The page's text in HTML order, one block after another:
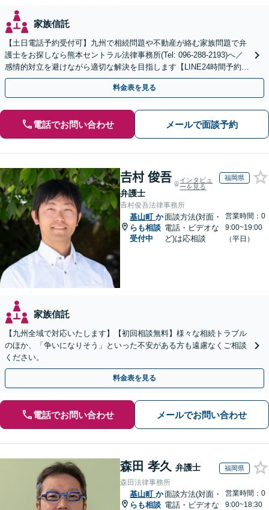
家族信託
【土日電話予約受付可】九州で相続問題や不動産が絡む家族問題で弁
護士をお探しなら熊本セントラル法律事務所(Tel: 096-288-2193)へ／
感情的対立を避けながら適切な解決を目指します【LINE24時間予約受
付可】【休日・夜間相談可】
料金表を見る
電話でお問い合わせ メールで面談予約
𠮷村 俊吾
弁護士
インタビュ
ーを見る
福岡県
𠮷村俊吾法律事務所
基山町 か
らも相談
受付中
面談方法(対面・
電話・ビデオな
ど)は応相談
営業時間：0
9:00~19:00
（平日）
家族信託
【九州全域で対応いたします】【初回相談無料】様々な相続トラブル
のほか、「争いになりそう」といった不安がある方も遠慮なくご相談
ください。
料金表を見る
電話でお問い合わせ メールでお問い合わせ
森田 孝久 弁護士 福岡県
森田法律事務所
基山町 か
らも相談
面談方法(対面・
電話・ビデオな
営業時間：0
9:00~18:30